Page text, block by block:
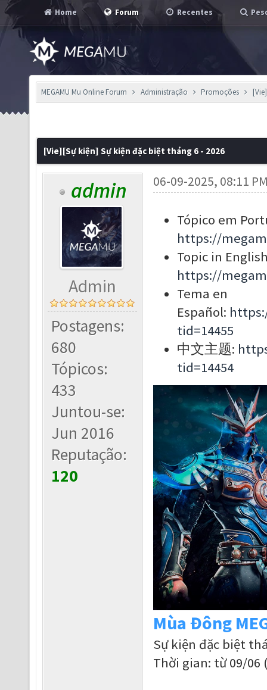
Home Forum Recentes
MEGAMU Mu Online Forum Administração Promoções
[Vie][Sự kiện] Sự kiện đặc biệt tháng 6 - 2026
admin
Admin
Postagens:
680
Tópicos:
433
Juntou-se:
Jun 2016
Reputação:
120
06-09-2025, 08:11
Tópico em
https://
Topic in
https://
Tema en
Español:
tid=14455
中文主题:
tid=14454
Mùa Đông
Sự kiện đặc biệt
Thời gian: từ 09/06